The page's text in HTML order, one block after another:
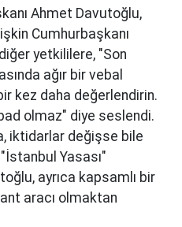
Ahmet Davutoğlu,
Cumhurbaşkanı
yetkililere, "Son
ağır bir vebal
kez daha değerlendirin.
olmaz" diye seslendi.
iktidarlar değişse bile
Yasası"
ayrıca kapsamlı bir
aracı olmaktan